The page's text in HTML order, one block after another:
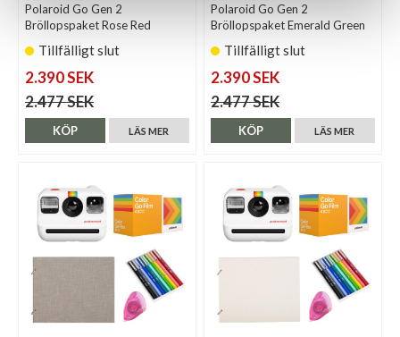
Polaroid Go Gen 2
Bröllopspaket Rose Red
Tillfälligt slut
2.390 SEK
2.477 SEK
LÄS MER
KÖP
Polaroid Go Gen 2
Bröllopspaket Emerald Green
Tillfälligt slut
2.390 SEK
2.477 SEK
LÄS MER
KÖP